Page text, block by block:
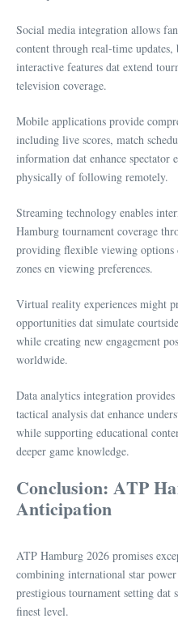
Social media integration allows
content through real-time updates,
interactive features dat extend
television coverage.
Mobile applications provide
including live scores, match
information dat enhance spectator
physically of following remotely.
Streaming technology enables
Hamburg tournament coverage
providing flexible viewing options
zones en viewing preferences.
Virtual reality experiences might
opportunities dat simulate
while creating new engagement
worldwide.
Data analytics integration
tactical analysis dat enhance
while supporting educational
deeper game knowledge.
Conclusion: ATP
Anticipation
ATP Hamburg 2026 promises
combining international star
prestigious tournament setting dat
finest level.